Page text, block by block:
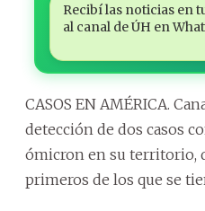
Recibí las noticias en
al canal de ÚH en
CASOS EN AMÉRICA.
detección de dos casos
ómicron en su territorio,
primeros de los que se